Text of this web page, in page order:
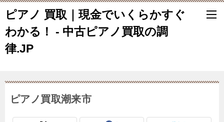
ピアノ 買取｜現金でいくらかすぐ
わかる！ - 中古ピアノ買取の調
律.JP
ピアノ買取潮来市